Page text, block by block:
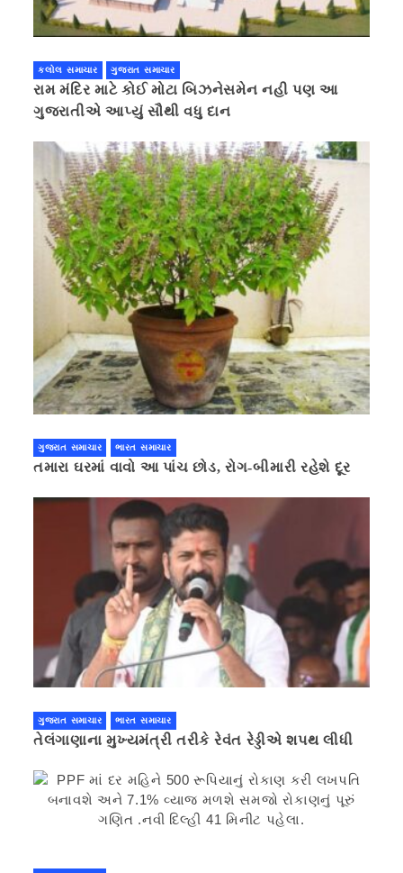
કલોલ સમાચાર ગુજરાત સમાચાર
રામ મંદિર માટે કોઈ મોટા બિઝનેસમેન નહી પણ આ
ગુજરાતીએ આપ્યું સૌથી વધુ દાન
ગુજરાત સમાચાર ભારત સમાચાર
તમારા ઘરમાં વાવો આ પાંચ છોડ, રોગ-બીમારી રહેશે દૂર
ગુજરાત સમાચાર ભારત સમાચાર
તેલંગાણાના મુખ્યમંત્રી તરીકે રેવંત રેડ્ડીએ શપથ લીધી